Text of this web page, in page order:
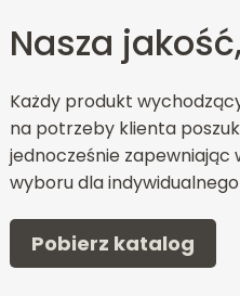
Nasza
Każdy produkt
na potrzeby klienta
jednocześnie zapewniając
wyboru dla
Pobierz katalog